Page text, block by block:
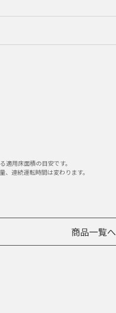
用床面積の目安です。
連続運転時間は変わります。
商品一覧へ